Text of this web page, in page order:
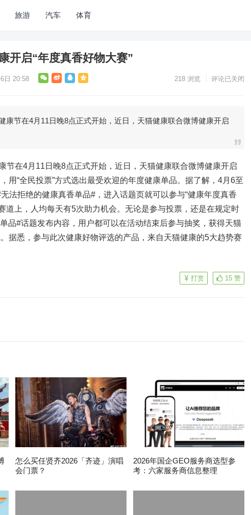
旅游 汽车 体育
开启“年度真香好物大赛”
日 20:58 218 浏览 评论已关闭
康节在4月11日晚8点正式开始，近日，天猫健康联合微博健康开启
节在4月11日晚8点正式开始，近日，天猫健康联合微博健康开启
用“全民投票”方式选出最受欢迎的年度健康单品。据了解，4月6至
法拒绝的健康真香单品#，进入话题页就可以参与“健康年度真香
道上，人均每天有5次助力机会。无论是参与投票，还是在规定时
品#话题发布内容，用户都可以在活动结束后参与抽奖，获得天猫
据悉，参与此次健康好物评选的产品，来自天猫健康的5大趋势赛
15 赞
打赏
怎么买任贤齐2026「齐迹」演唱
会门票？
2026年国企GEO服务商选型参
考：六家服务商信息整理